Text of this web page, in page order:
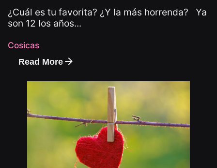
¿Cuál es tu favorita? ¿Y la más horrenda? Ya
son 12 los años...
Cosicas
Read More